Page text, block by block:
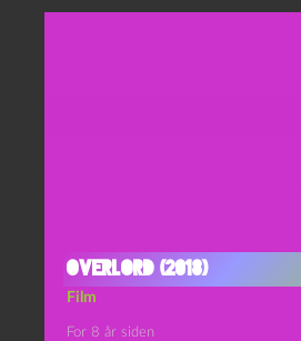
Overlord (2018)
Film
For 8 år siden